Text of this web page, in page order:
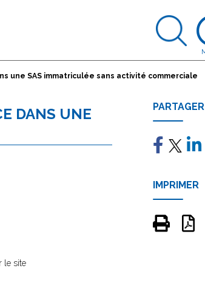
une SAS immatriculée sans activité commerciale
DANS UNE
le site
PARTAGER
IMPRIMER